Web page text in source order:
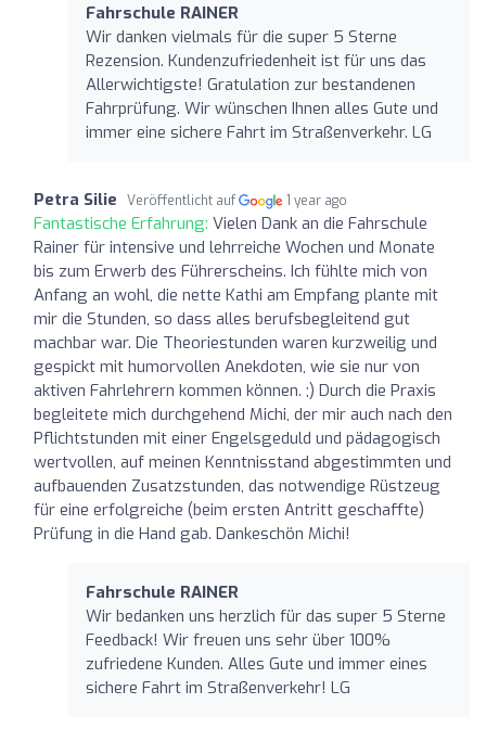
Fahrschule RAINER
Wir danken vielmals für die super 5 Sterne
Rezension. Kundenzufriedenheit ist für uns das
Allerwichtigste! Gratulation zur bestandenen
Fahrprüfung. Wir wünschen Ihnen alles Gute und
immer eine sichere Fahrt im Straßenverkehr. LG
Petra Silie Veröffentlicht auf 1 year ago
Fantastische Erfahrung: Vielen Dank an die Fahrschule
Rainer für intensive und lehrreiche Wochen und Monate
bis zum Erwerb des Führerscheins. Ich fühlte mich von
Anfang an wohl, die nette Kathi am Empfang plante mit
mir die Stunden, so dass alles berufsbegleitend gut
machbar war. Die Theoriestunden waren kurzweilig und
gespickt mit humorvollen Anekdoten, wie sie nur von
aktiven Fahrlehrern kommen können. ;) Durch die Praxis
begleitete mich durchgehend Michi, der mir auch nach den
Pflichtstunden mit einer Engelsgeduld und pädagogisch
wertvollen, auf meinen Kenntnisstand abgestimmten und
aufbauenden Zusatzstunden, das notwendige Rüstzeug
für eine erfolgreiche (beim ersten Antritt geschaffte)
Prüfung in die Hand gab. Dankeschön Michi!
Fahrschule RAINER
Wir bedanken uns herzlich für das super 5 Sterne
Feedback! Wir freuen uns sehr über 100%
zufriedene Kunden. Alles Gute und immer eines
sichere Fahrt im Straßenverkehr! LG